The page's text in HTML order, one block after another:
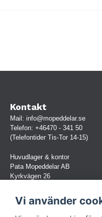
Kontakt
Mail: info@mopeddelar.se
Telefon: +46470 - 341 50
(Telefontider Tis-Tor 14-15)
Huvudlager & kontor
Pata Mopeddelar AB
Kyrkvägen 26
(OBS. Endast förbokade besök)
Org.nr: 559030-5248
Vi använder